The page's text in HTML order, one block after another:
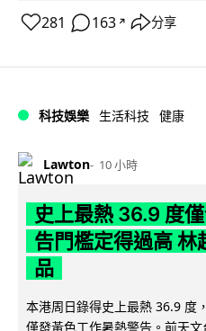
281 163 ↗ 分享
科技娛樂 生活科技 健康
Lawton 10 小時
史上最熱 36.9 度
告門檻定得過高 林
品
本港周日錄得史上最熱 36.9 度
僅發黃色工作暑熱警告。前天